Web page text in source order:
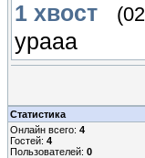
1 хвост
урааа
Статистика
Онлайн всего: 4
Гостей: 4
Пользователей: 0